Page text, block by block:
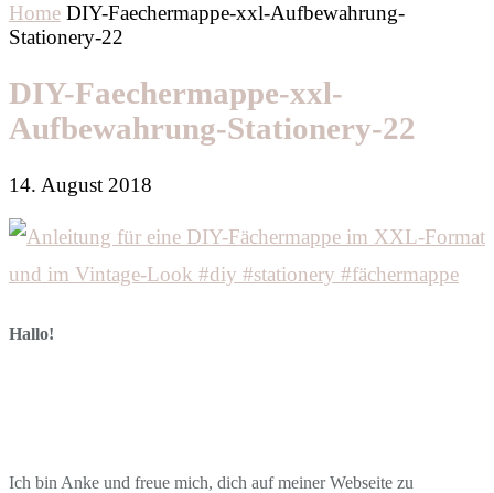
Home DIY-Faechermappe-xxl-Aufbewahrung-
Stationery-22
DIY-Faechermappe-xxl-
Aufbewahrung-Stationery-22
14. August 2018
Hallo!
Ich bin Anke und freue mich, dich auf meiner Webseite zu